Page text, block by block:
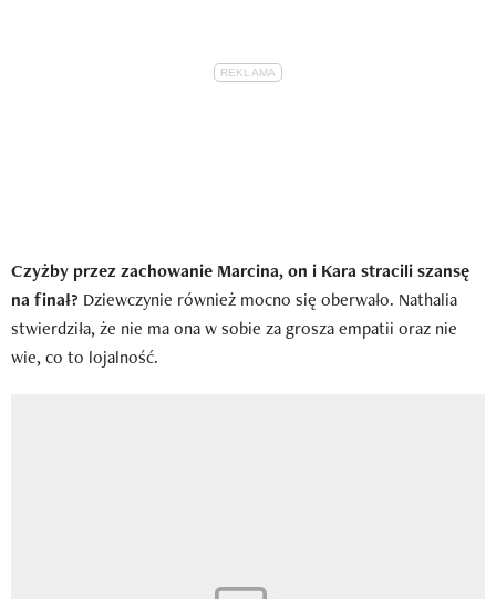
Czyżby przez zachowanie Marcina, on i Kara stracili szansę
na finał? Dziewczynie również mocno się oberwało. Nathalia
stwierdziła, że nie ma ona w sobie za grosza empatii oraz nie
wie, co to lojalność.